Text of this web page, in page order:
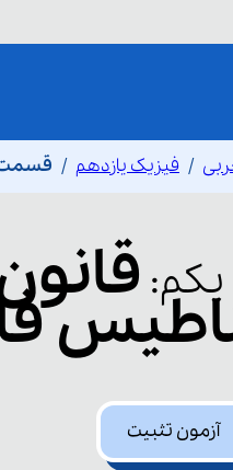
فیزیک یازدهم قسمت
یکم:
آزمون تثبیت